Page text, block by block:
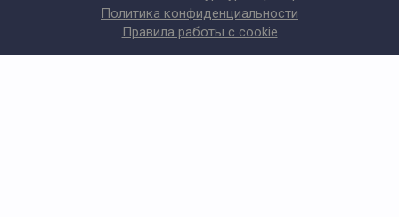
Политика конфиденциальности
Правила работы с cookie